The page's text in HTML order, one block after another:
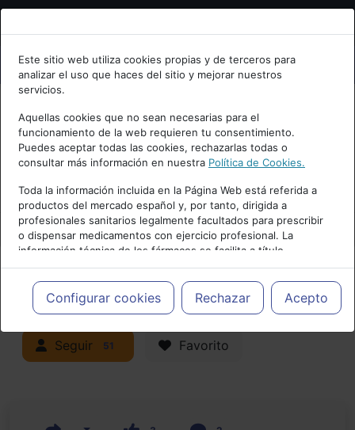
Bienvenid@ a psiquiatria.com
Escribe tu Email
Accede o regístrate con tu email.
Cancelar
Este sitio web utiliza cookies propias y de terceros para
analizar el uso que haces del sitio y mejorar nuestros
servicios.
Aquellas cookies que no sean necesarias para el
funcionamiento de la web requieren tu consentimiento.
Puedes aceptar todas las cookies, rechazarlas todas o
consultar más información en nuestra Política de Cookies.
Toda la información incluida en la Página Web está referida a
productos del mercado español y, por tanto, dirigida a
profesionales sanitarios legalmente facultados para prescribir
o dispensar medicamentos con ejercicio profesional. La
información técnica de los fármacos se facilita a título
meramente informativo, siendo responsabilidad de los
profesionales facultados prescribir medicamentos y decidir, en
cada caso concreto, el tratamiento más adecuado a las
necesidades del paciente.
Configurar cookies Rechazar Acepto
Actualidad y Artículos|
Neuropsiquiatría y Neurología
Seguir 51 Favorito